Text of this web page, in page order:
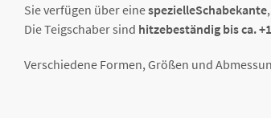
Sie verfügen über einespezielleSchabekante
Die Teigschaber sind hitzebeständig bis ca.
Verschiedene Formen, Größen und